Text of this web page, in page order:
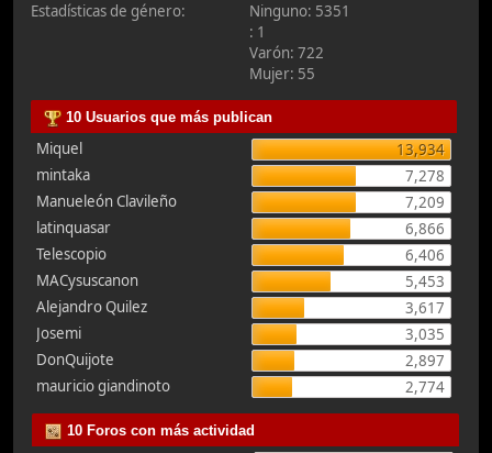
Estadísticas de género:
Ninguno: 5351
: 1
Varón: 722
Mujer: 55
10 Usuarios que más publican
Miquel
13,934
mintaka
7,278
Manueleón Clavileño
7,209
latinquasar
6,866
Telescopio
6,406
MACysuscanon
5,453
Alejandro Quilez
3,617
Josemi
3,035
DonQuijote
2,897
mauricio giandinoto
2,774
10 Foros con más actividad